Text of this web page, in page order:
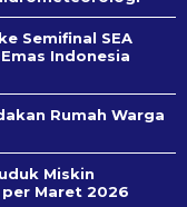
Semifinal SEA
Indonesia
Rumah Warga
Miskin
Maret 2026